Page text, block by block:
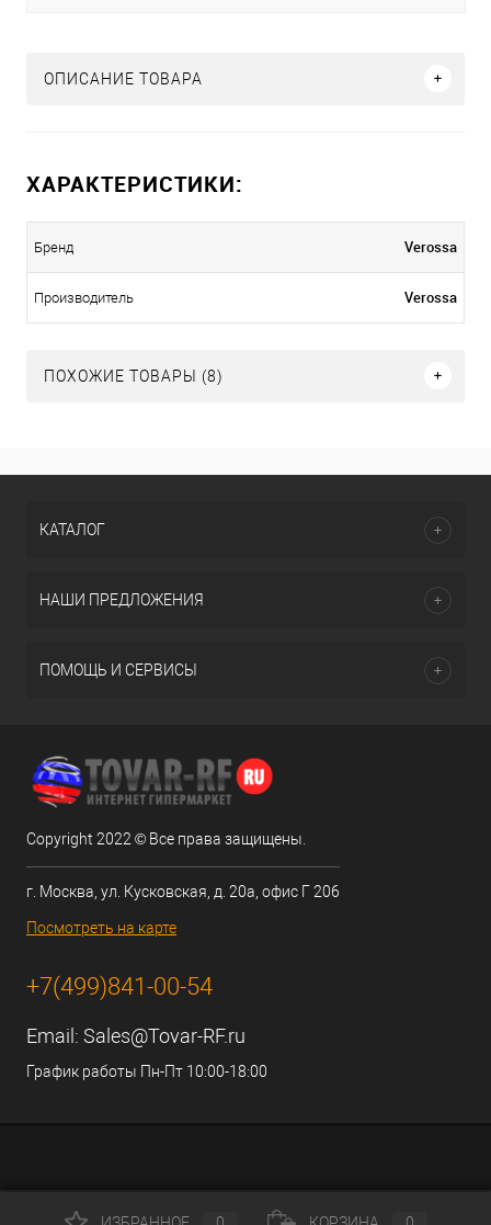
ОПИСАНИЕ ТОВАРА
ХАРАКТЕРИСТИКИ:
Бренд Verossa
Производитель Verossa
ПОХОЖИЕ ТОВАРЫ (8)
КАТАЛОГ
НАШИ ПРЕДЛОЖЕНИЯ
ПОМОЩЬ И СЕРВИСЫ
Copyright 2022 © Все права защищены.
г. Москва, ул. Кусковская, д. 20а, офис Г 206
Посмотреть на карте
+7(499)841-00-54
Email: Sales@Tovar-RF.ru
График работы Пн-Пт 10:00-18:00